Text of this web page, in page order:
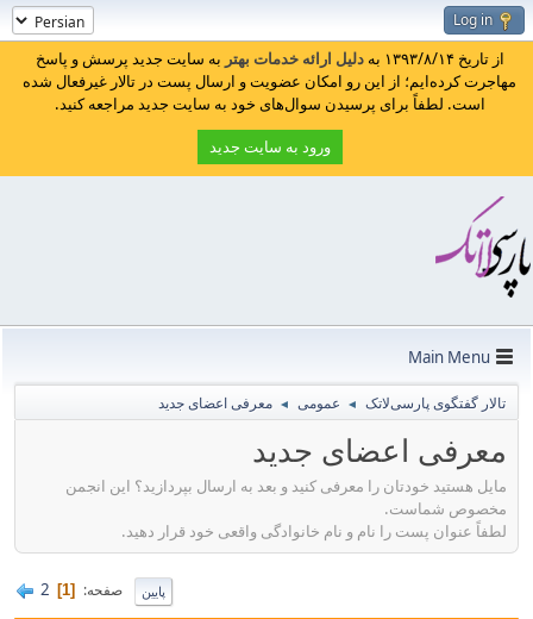
Log in
از تاریخ ۱۳۹۳/۸/۱۴ به دلیل ارائه خدمات بهتر به سایت جدید پرسش و پاسخ
مهاجرت کرده‌ایم؛ از این رو امکان عضویت و ارسال پست در تالار غیرفعال شده
است. لطفاً برای پرسیدن سوال‌های خود به سایت جدید مراجعه کنید.
ورود به سایت جدید
Main Menu
تالار گفتگوی پارسی‌لاتک ◄ عمومی ◄ معرفی اعضای جدید
معرفی اعضای جدید
مایل هستید خودتان را معرفی کنید و بعد به ارسال بپردازید؟ این انجمن
مخصوص شماست.
لطفاً عنوان پست را نام و نام خانوادگی واقعی خود قرار دهید.
پایین صفحه 1
2